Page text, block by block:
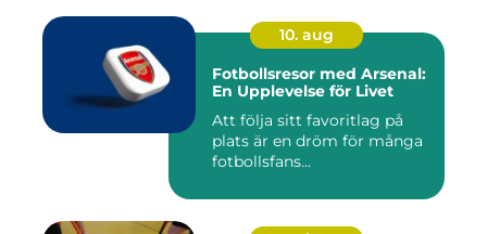
10. aug
Fotbollsresor med Arsenal:
En Upplevelse för Livet
Att följa sitt favoritlag på
plats är en dröm för många
fotbollsfans...